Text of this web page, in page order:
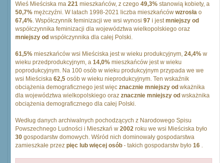
Wieś Mieściska ma 221 mieszkańców, z czego 49,3% stanowią kobiety, a
50,7% mężczyźni. W latach 1998-2021 liczba mieszkańców wzrosła o
67,4%. Współczynnik feminizacji we wsi wynosi 97 i jestmniejszy od
współczynnika feminizacji dla województwa wielkopolskiego oraz
mniejszy od współczynnika dla całej Polski.
61,5% mieszkańców wsi Mieściska jest w wieku produkcyjnym, 24,4% w
wieku przedprodukcyjnym, a 14,0% mieszkańców jest w wieku
poprodukcyjnym. Na 100 osób w wieku produkcyjnym przypada we we
wsi Mieściska 62,5 osób w wieku nieprodukcyjnym. Ten wskaźnik
obciążenia demograficznego jest więc znacznie mniejszy od wkażnika
dla województwa wielkopolskiego oraz znacznie mniejszy od wskażnika
obciążenia demograficznego dla całej Polski.
Według danych archiwalnych pochodzących z Narodowego Spisu
Powszechnego Ludności i Mieszkań w 2002 roku we wsi Mieściska było
30 gospodarstw domowych. Wśród nich dominowały gospodarstwa
zamieszkałe przez pięc lub więcej osób - takich gospodarstw było 16 .